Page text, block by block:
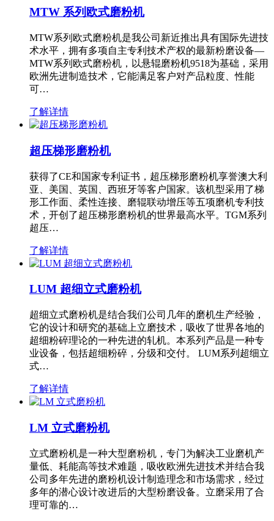
MTW 系列欧式磨粉机
MTW系列欧式磨粉机是我公司新近推出具有国际先进技
术水平，拥有多项自主专利技术产权的最新粉磨设备—
MTW系列欧式磨粉机，以悬辊磨粉机9518为基础，采用
欧洲先进制造技术，它能满足客户对产品粒度、性能
可…
了解详情
超压梯形磨粉机
获得了CE和国家专利证书，超压梯形磨粉机享誉澳大利
亚、美国、英国、西班牙等客户国家。该机型采用了梯
形工作面、柔性连接、磨辊联动增压等五项磨机专利技
术，开创了超压梯形磨粉机的世界最高水平。TGM系列
超压…
了解详情
LUM 超细立式磨粉机
超细立式磨粉机是结合我们公司几年的磨机生产经验，
它的设计和研究的基础上立磨技术，吸收了世界各地的
超细粉碎理论的一种先进的轧机。本系列产品是一种专
业设备，包括超细粉碎，分级和交付。 LUM系列超细立
式…
了解详情
LM 立式磨粉机
立式磨粉机是一种大型磨粉机，专门为解决工业磨机产
量低、耗能高等技术难题，吸收欧洲先进技术并结合我
公司多年先进的磨粉机设计制造理念和市场需求，经过
多年的潜心设计改进后的大型粉磨设备。立磨采用了合
理可靠的…